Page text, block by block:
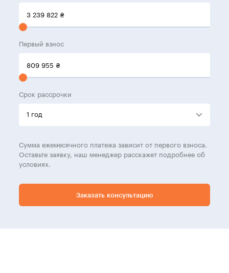
3 239 822 ₴
Первый взнос
809 955 ₴
Срок рассрочки
Сумма ежемесячного платежа зависит от первого взноса.
Оставьте заявку, наш менеджер расскажет подробнее об
условиях.
Заказать консультацию